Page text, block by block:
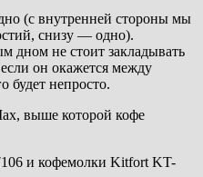
(с внутренней стороны мы
снизу — одно).
дном не стоит закладывать
он окажется между
будет непросто.
выше которой кофе